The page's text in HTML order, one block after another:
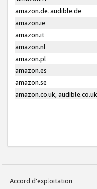
amazon.de, audible.de
amazon.ie
amazon.it
amazon.nl
amazon.pl
amazon.es
amazon.se
amazon.co.uk, audible.co.uk
Accord d’exploitation